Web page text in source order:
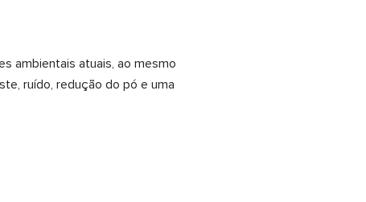
ambientais atuais, ao mesmo
ruído, redução do pó e uma